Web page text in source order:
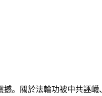
。關於法輪功被中共誣